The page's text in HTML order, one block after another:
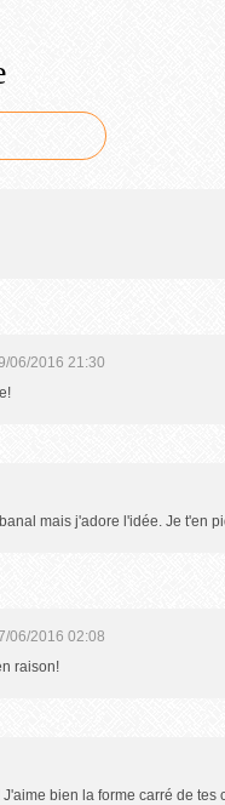
06/2016 21:30
mais j'adore l'idée. Je t'en
06/2016 02:08
raison!
bien la forme carré de tes